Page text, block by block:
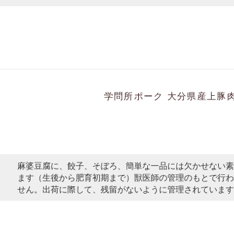
学問所ポーク 大分県産上豚
麻婆豆腐に、餃子、そぼろ、簡単な一品には欠かせない
ます（生後から肥育初期まで）獣医師の管理のもとで行
せん。出荷に際して、残留がないように管理されています